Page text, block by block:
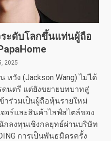
ระดับโลกขึ้นแท่นผู้ถือ
2025
หวัง (Jackson Wang) ไม่ได้
ดนตรี แต่ยังขยายบทบาทสู่
าร่วมเป็นผู้ถือหุ้นรายใหม่
จอร์และสินค้าไลฟ์สไตล์ของ
กลงทุนเชิงกลยุทธ์ผ่านบริษัท
การเป็นพันธมิตรครั้ง